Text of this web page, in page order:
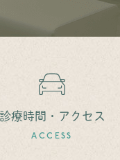
診療時間・アクセス
ACCESS